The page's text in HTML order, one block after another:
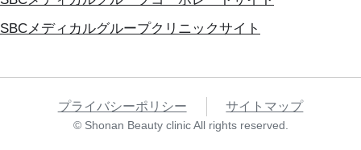
SBCメディカルグループクリニックサイト
プライバシーポリシー サイトマップ
© Shonan Beauty clinic All rights reserved.